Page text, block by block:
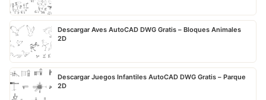
Descargar Aves AutoCAD DWG Gratis – Bloques Animales
2D
Descargar Juegos Infantiles AutoCAD DWG Gratis – Parque
2D